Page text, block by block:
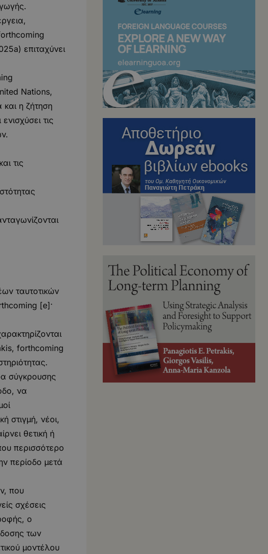
επιταχύνει
Nations,
η ζήτηση
τις
τις
ταυτοτικών
[e]·
forthcoming
σύγκρουσης
να
στιγμή, νέοι,
θετική ή
περισσότερο
περίοδο μετά
που
σχέσεις
o
των
μοντέλου